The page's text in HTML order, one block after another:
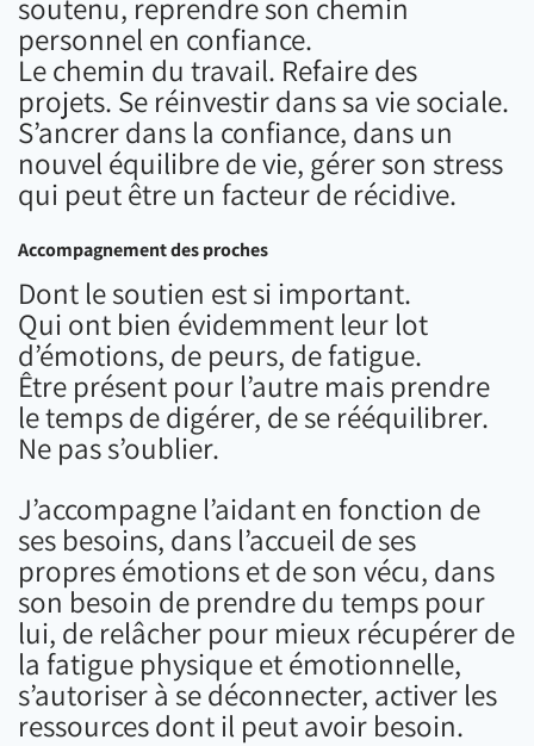
personnel en confiance.
Le chemin du travail. Refaire des
projets. Se réinvestir dans sa vie sociale.
S’ancrer dans la confiance, dans un
nouvel équilibre de vie, gérer son stress
qui peut être un facteur de récidive.
Accompagnement des proches
Dont le soutien est si important.
Qui ont bien évidemment leur lot
d’émotions, de peurs, de fatigue.
Être présent pour l’autre mais prendre
le temps de digérer, de se rééquilibrer.
Ne pas s’oublier.
J’accompagne l’aidant en fonction de
ses besoins, dans l’accueil de ses
propres émotions et de son vécu, dans
son besoin de prendre du temps pour
lui, de relâcher pour mieux récupérer de
la fatigue physique et émotionnelle,
s’autoriser à se déconnecter, activer les
ressources dont il peut avoir besoin.